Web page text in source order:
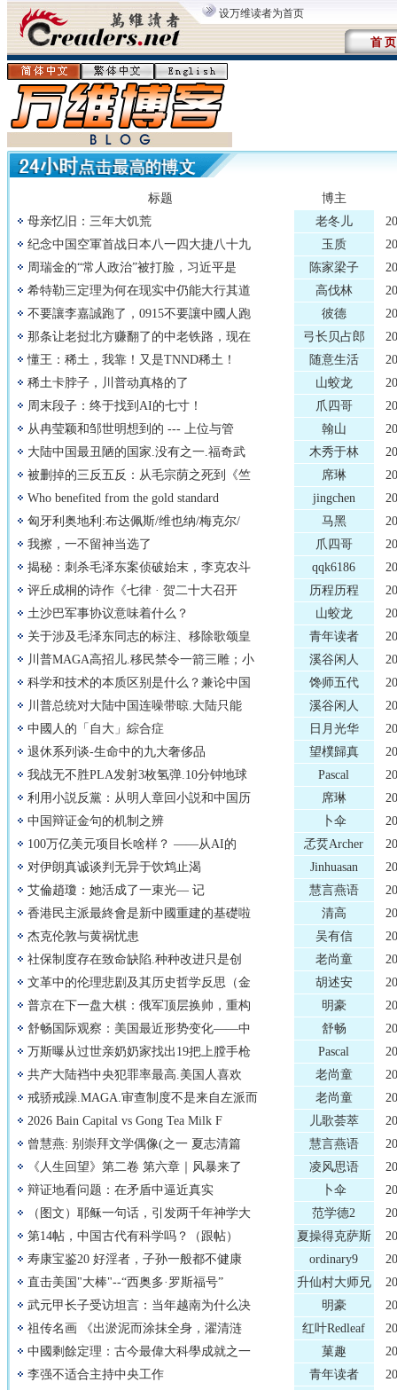
设万维读者为首页
首 页
标题
博主
母亲忆旧：三年大饥荒
老冬儿
纪念中国空軍首战日本八一四大捷八十九
玉质
周瑞金的“常人政治”被打脸，习近平是
陈家梁子
希特勒三定理为何在现实中仍能大行其道
高伐林
不要讓李嘉誠跑了，0915不要讓中國人跑
彼德
那条让老挝北方赚翻了的中老铁路，现在
弓长贝占郎
懂王：稀土，我靠！又是TNND稀土！
随意生活
稀土卡脖子，川普动真格的了
山蛟龙
周末段子：终于找到AI的七寸！
爪四哥
从冉莹颖和邹世明想到的 --- 上位与管
翰山
大陆中国最丑陋的国家.没有之一.福奇武
木秀于林
被删掉的三反五反：从毛宗荫之死到《竺
席琳
Who benefited from the gold standard
jingchen
匈牙利奥地利:布达佩斯/维也纳/梅克尔/
马黑
我擦，一不留神当选了
爪四哥
揭秘：刺杀毛泽东案侦破始末，李克农斗
qqk6186
评丘成桐的诗作《七律 · 贺二十大召开
历程历程
土沙巴军事协议意味着什么？
山蛟龙
关于涉及毛泽东同志的标注、移除歌颂皇
青年读者
川普MAGA高招儿.移民禁令一箭三雕；小
溪谷闲人
科学和技术的本质区别是什么？兼论中国
馋师五代
川普总统对大陆中国连噪带晾.大陆只能
溪谷闲人
中國人的「自大」綜合症
日月光华
退休系列谈-生命中的九大奢侈品
望樸歸真
我战无不胜PLA发射3枚氢弹.10分钟地球
Pascal
利用小説反黨：从明人章回小説和中国历
席琳
中国辩证金句的机制之辨
卜伞
100万亿美元项目长啥样？ ——从AI的
孞烎Archer
对伊朗真诚谈判无异于饮鸩止渴
Jinhuasan
艾倫趙瓊：她活成了⼀束光— 记
慧言燕语
香港民主派最終會是新中國重建的基礎啦
清高
杰克伦敦与黄祸忧患
吴有信
社保制度存在致命缺陷.种种改进只是创
老尚童
文革中的伦理悲剧及其历史哲学反思（金
胡述安
普京在下一盘大棋：俄军顶层换帅，重构
明豪
舒畅国际观察：美国最近形势变化——中
舒畅
万斯曝从过世亲奶奶家找出19把上膛手枪
Pascal
共产大陆裆中央犯罪率最高.美国人喜欢
老尚童
戒骄戒躁.MAGA.审查制度不是来自左派而
老尚童
2026 Bain Capital vs Gong Tea Milk F
儿歌荟萃
曾慧燕: 别崇拜文学偶像(之一 夏志清篇
慧言燕语
《人生回望》第二卷 第六章｜风暴来了
凌风思语
辩证地看问题：在矛盾中逼近真实
卜伞
（图文）耶稣一句话，引发两千年神学大
范学德2
第14帖，中国古代有科学吗？（跟帖）
夏操得克萨斯
寿康宝鉴20 好淫者，子孙一般都不健康
ordinary9
直击美国"大棒"--“西奥多·罗斯福号”
升仙村大师兄
武元甲长子受访坦言：当年越南为什么决
明豪
祖传名画 《出淤泥而涂抹全身，濯清涟
红叶Redleaf
中國剩餘定理：古今最偉大科學成就之一
菓趣
李强不适合主持中央工作
青年读者